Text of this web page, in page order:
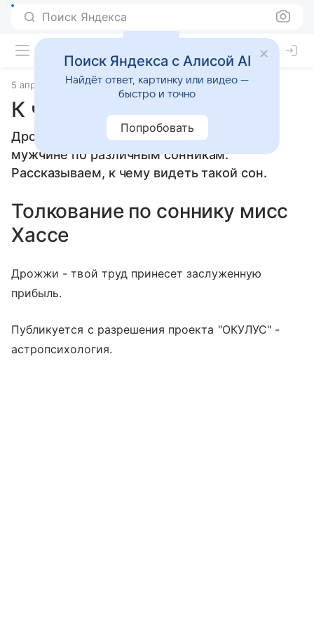
Поиск Яндекса
5 апреля 2010 Сонники
К чему снится Дрожжи
Дрожжи: толкование сна женщине или
мужчине по различным сонникам.
Рассказываем, к чему видеть такой сон.
Толкование по соннику мисс
Хассе
Дрожжи - твой труд принесет заслуженную
прибыль.
Публикуется с разрешения проекта "ОКУЛУС" -
астропсихология.
Поиск Яндекса с Алисой AI
Найдёт ответ, картинку или видео —
быстро и точно
Попробовать